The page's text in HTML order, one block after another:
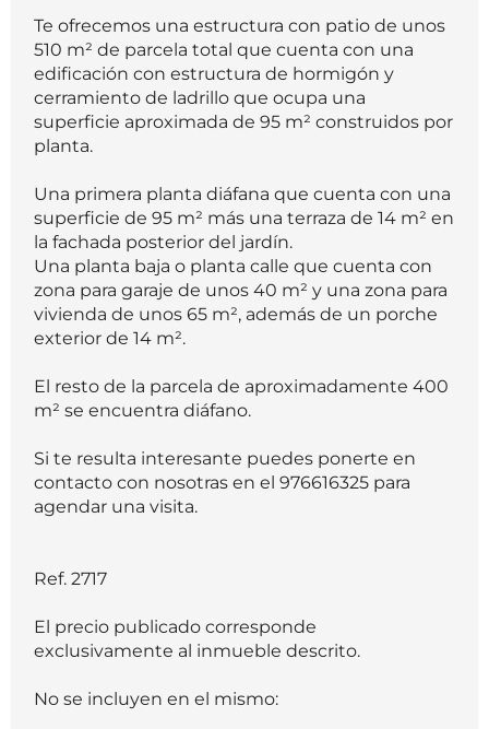
Te ofrecemos una estructura con patio de unos
510 m² de parcela total que cuenta con una
edificación con estructura de hormigón y
cerramiento de ladrillo que ocupa una
superficie aproximada de 95 m² construidos por
planta.
Una primera planta diáfana que cuenta con una
superficie de 95 m² más una terraza de 14 m² en
la fachada posterior del jardín.
Una planta baja o planta calle que cuenta con
zona para garaje de unos 40 m² y una zona para
vivienda de unos 65 m², además de un porche
exterior de 14 m².
El resto de la parcela de aproximadamente 400
m² se encuentra diáfano.
Si te resulta interesante puedes ponerte en
contacto con nosotras en el 976616325 para
agendar una visita.
Ref. 2717
El precio publicado corresponde
exclusivamente al inmueble descrito.
No se incluyen en el mismo: